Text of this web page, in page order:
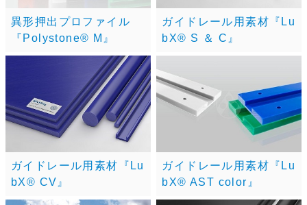
異形押出プロファイル
『Polystone® M』
ガイドレール用素材『Lu
bX® S ＆ C』
ガイドレール用素材『Lu
bX® CV』
ガイドレール用素材『Lu
bX® AST color』